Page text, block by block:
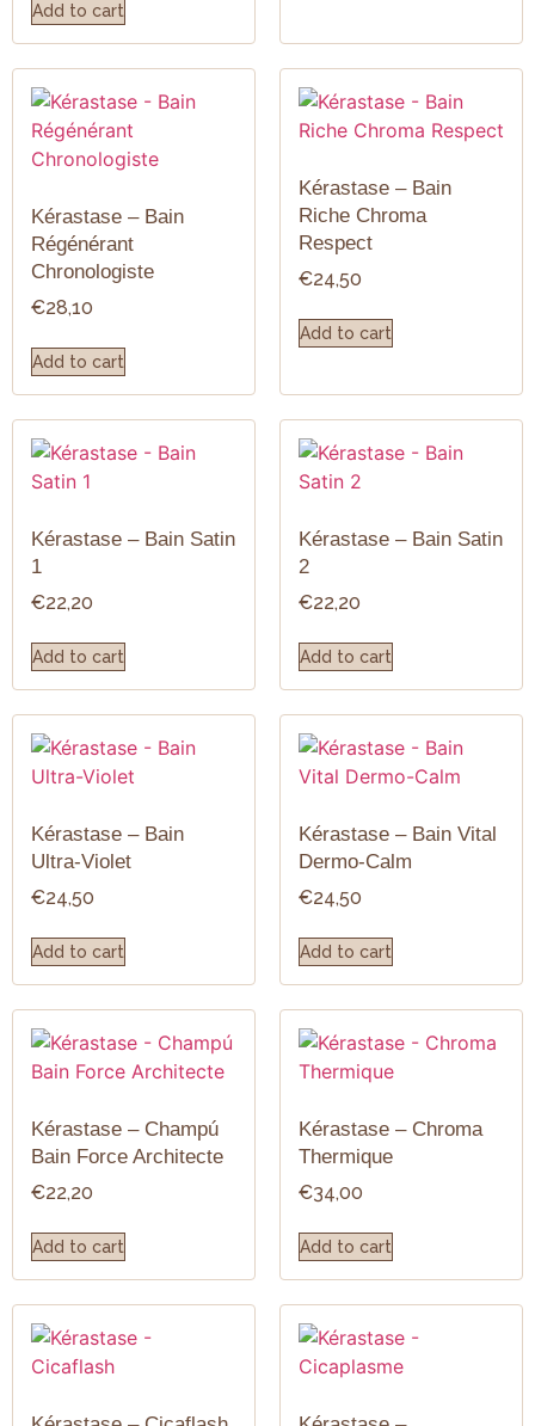
Add to cart
Kérastase – Bain
Régénérant
Chronologiste
€28,10
Add to cart
Kérastase – Bain
Riche Chroma
Respect
€24,50
Add to cart
Kérastase – Bain Satin
1
€22,20
Add to cart
Kérastase – Bain Satin
2
€22,20
Add to cart
Kérastase – Bain
Ultra-Violet
€24,50
Add to cart
Kérastase – Bain Vital
Dermo-Calm
€24,50
Add to cart
Kérastase – Champú
Bain Force Architecte
€22,20
Add to cart
Kérastase – Chroma
Thermique
€34,00
Add to cart